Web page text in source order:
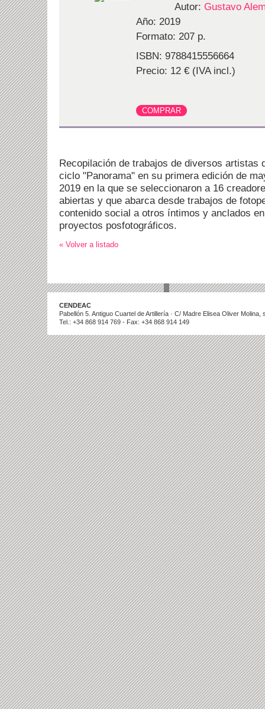
Autor: Gustavo
Año: 2019
Formato: 207 p.
ISBN: 9788415556664
Precio: 12 € (IVA incl.)
Recopilación de trabajos de diversos artistas
ciclo "Panorama" en su primera edición de
2019 en la que se seleccionaron a 16
abiertas y que abarca desde trabajos de
contenido social a otros íntimos y anclados
proyectos posfotográficos.
« Volver a listado
CENDEAC
Pabellón 5. Antiguo Cuartel de Artillería · C/ Madre Elisea Oliver
Tel.: +34 868 914 769 - Fax: +34 868 914 149